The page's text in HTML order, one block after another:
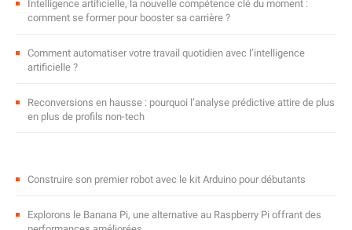
Intelligence artificielle, la nouvelle compétence clé du moment :
comment se former pour booster sa carrière ?
Comment automatiser votre travail quotidien avec l’intelligence
artificielle ?
Reconversions en hausse : pourquoi l’analyse prédictive attire de plus
en plus de profils non-tech
Construire son premier robot avec le kit Arduino pour débutants
Explorons le Banana Pi, une alternative au Raspberry Pi offrant des